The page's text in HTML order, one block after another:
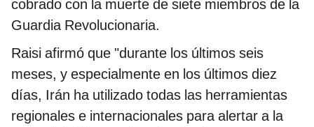
cobrado con la muerte de siete miembros de la
Guardia Revolucionaria.
Raisi afirmó que "durante los últimos seis
meses, y especialmente en los últimos diez
días, Irán ha utilizado todas las herramientas
regionales e internacionales para alertar a la